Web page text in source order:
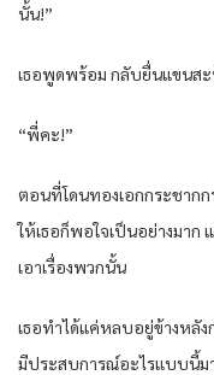
นั้น!”
เธอพูดพร้อม กลับยื่นแขนส
“พี่คะ!”
ตอนที่โดนทองเอกกระชาก
ให้เธอก็พอใจเป็นอย่างมาก
เอาเรื่องพวกนั้น
เธอทำได้แค่หลบอยู่ข้างหลัง
มีประสบการณ์อะไรแบบนี้มา